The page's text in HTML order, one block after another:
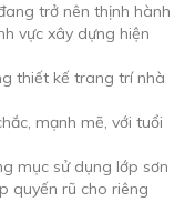
trở nên thịnh hành
vực xây dựng hiện
thiết kế trang trí nhà
mạnh mẽ, với tuổi
mục sử dụng lớp sơn
quyến rũ cho riêng